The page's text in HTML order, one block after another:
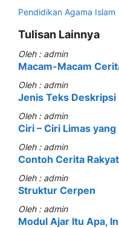
Pendidikan Agama Islam
Tulisan Lainnya
Oleh : admin
Macam-Macam
Oleh : admin
Jenis Teks Deskripsi
Oleh : admin
Ciri – Ciri Limas
Oleh : admin
Contoh Cerita Rakyat
Oleh : admin
Struktur Cerpen
Oleh : admin
Modul Ajar Itu Apa,